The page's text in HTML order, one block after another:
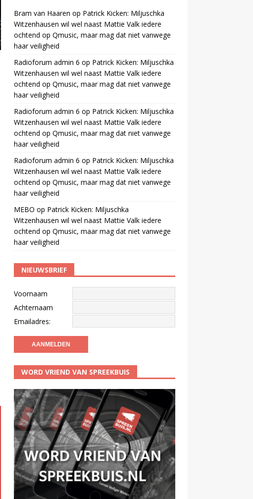
Bram van Haaren op Patrick Kicken: Miljuschka
Witzenhausen wil wel naast Mattie Valk iedere
ochtend op Qmusic, maar mag dat niet vanwege
haar veiligheid
Radioforum admin 6 op Patrick Kicken: Miljuschka
Witzenhausen wil wel naast Mattie Valk iedere
ochtend op Qmusic, maar mag dat niet vanwege
haar veiligheid
Radioforum admin 6 op Patrick Kicken: Miljuschka
Witzenhausen wil wel naast Mattie Valk iedere
ochtend op Qmusic, maar mag dat niet vanwege
haar veiligheid
Radioforum admin 6 op Patrick Kicken: Miljuschka
Witzenhausen wil wel naast Mattie Valk iedere
ochtend op Qmusic, maar mag dat niet vanwege
haar veiligheid
MEBO op Patrick Kicken: Miljuschka
Witzenhausen wil wel naast Mattie Valk iedere
ochtend op Qmusic, maar mag dat niet vanwege
haar veiligheid
NIEUWSBRIEF
Voornaam
Achternaam
Emailadres:
WORD VRIEND VAN SPREEKBUIS